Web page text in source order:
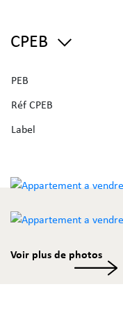
- Lift aanwezig tot op
Gelegen in een
verbinding naar het
Ideaal als vaste
zee.
Bent u benieuwd naar
CPEB
PEB
Réf CPEB
Label
Voir plus de photos